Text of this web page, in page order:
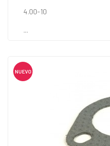
4.00-10
...
NUEVO